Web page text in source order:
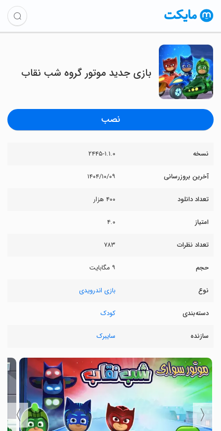
بازی جدید موتور گروه شب نقاب
نصب
نسخه ۲۴۴۵-۱.۱.۰
آخرین بروزرسانی ۱۴۰۴/۱۰/۰۹
تعداد دانلود ۴۰۰ هزار
امتیاز ۴.۰
تعداد نظرات ۷۸۳
حجم ۹ مگابایت
نوع بازی اندرویدی
دسته‌بندی کودک
سازنده سایبرک
〈
〉